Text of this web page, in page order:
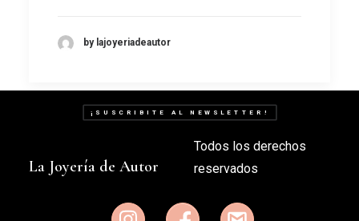
by lajoyeriadeautor
¡SUSCRIBITE AL NEWSLETTER!
La Joyería de Autor
Todos los derechos
reservados